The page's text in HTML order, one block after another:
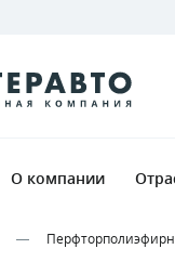
О компании